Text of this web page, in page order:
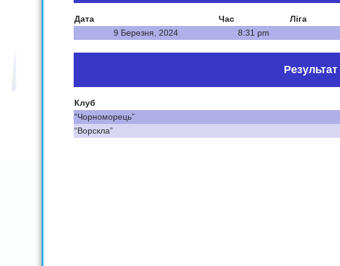
Дата Час Ліга
9 Березня, 2024
8:31 pm
Результат
Клуб
“Чорноморець”
“Ворскла”